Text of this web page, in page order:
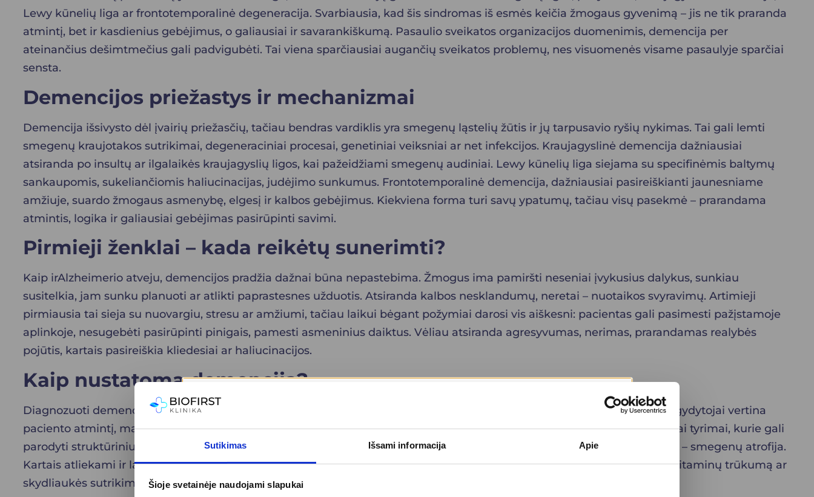
Sutikimas Išsami informacija Apie
Šioje svetainėje naudojami slapukai
Lewy kūnelių liga ar frontotemporalinė degeneracija. Svarbiausia, kad šis sindromas iš esmės keičia žmogaus gyvenimą – jis ne tik praranda
atmintį, bet ir kasdienius gebėjimus, o galiausiai ir savarankiškumą. Pasaulio sveikatos organizacijos duomenimis, demencija per
ateinančius dešimtmečius gali padvigubėti. Tai viena sparčiausiai augančių sveikatos problemų, nes visuomenės visame pasaulyje sparčiai
sensta.
Demencijos priežastys ir mechanizmai
Demencija išsivysto dėl įvairių priežasčių, tačiau bendras vardiklis yra smegenų ląstelių žūtis ir jų tarpusavio ryšių nykimas. Tai gali lemti
smegenų kraujotakos sutrikimai, degeneraciniai procesai, genetiniai veiksniai ar net infekcijos. Kraujagyslinė demencija dažniausiai
atsiranda po insultų ar ilgalaikės kraujagyslių ligos, kai pažeidžiami smegenų audiniai. Lewy kūnelių liga siejama su specifinėmis baltymų
sankaupomis, sukeliančiomis haliucinacijas, judėjimo sunkumus. Frontotemporalinė demencija, dažniausiai pasireiškianti jaunesniame
amžiuje, suardo žmogaus asmenybę, elgesį ir kalbos gebėjimus. Kiekviena forma turi savų ypatumų, tačiau visų pasekmė – prarandama
atmintis, logika ir galiausiai gebėjimas pasirūpinti savimi.
Pirmieji ženklai – kada reikėtų sunerimti?
Kaip irAlzheimerio atveju, demencijos pradžia dažnai būna nepastebima. Žmogus ima pamiršti neseniai įvykusius dalykus, sunkiau
susitelkia, jam sunku planuoti ar atlikti paprastesnes užduotis. Atsiranda kalbos nesklandumų, neretai – nuotaikos svyravimų. Artimieji
pirmiausia tai sieja su nuovargiu, stresu ar amžiumi, tačiau laikui bėgant požymiai darosi vis aiškesni: pacientas gali pasimesti pažįstamoje
aplinkoje, nesugebėti pasirūpinti pinigais, pamesti asmeninius daiktus. Vėliau atsiranda agresyvumas, nerimas, prarandamas realybės
pojūtis, kartais pasireiškia kliedesiai ar haliucinacijos.
Kaip nustatoma demencija?
Diagnozuoti demenciją – nelengva užduotis. Ji remiasi ne vien klinikiniais požymiais, bet ir įvairiais tyrimais. Pirmiausia gydytojai vertina
paciento atmintį, mąstymą, dėmesį, kalbos gebėjimus. Atliekamineurologiniaiir psichologiniai testai, smegenų vaizdiniai tyrimai, kurie gali
parodyti struktūrinius pakitimus. Kraujagyslinės demencijos atveju dažnai matomos insultų žymės, o Alzheimerio atveju – smegenų atrofija.
Kartais atliekami ir laboratoriniai tyrimai, padedantys atmesti kitas, panašius simptomus sukeliančias ligas, pavyzdžiui, vitaminų trūkumą ar
skydliaukės sutrikimus.